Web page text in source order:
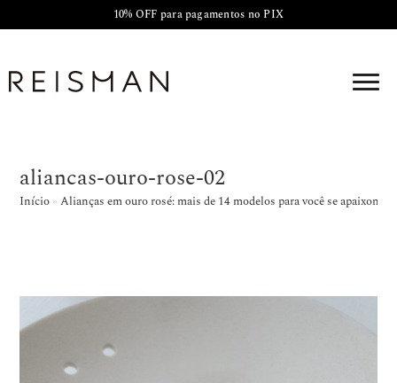
10% OFF para pagamentos no PIX
aliancas-ouro-rose-02
Início »Alianças em ouro rosé: mais de 14 modelos para você se apaixonar!